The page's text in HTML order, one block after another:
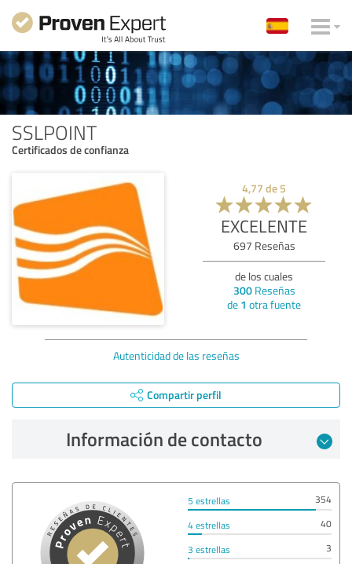
SSLPOINT
Certificados de confianza
4,77 de 5
EXCELENTE
697 Reseñas
de los cuales
300 Reseñas
de 1 otra fuente
Autenticidad de las reseñas
Compartir perfil
Información de contacto
5 estrellas
354
4 estrellas
40
3 estrellas
3